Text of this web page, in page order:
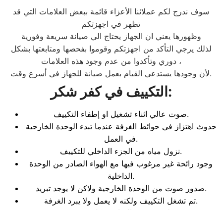
سوف ندرج لكم عملائنا الأعزاء قائمة ببعض العلامات التي قد
تظهر في اجهزتكم
وظهورها يعني ان الجهاز يحتاج الي صيانة سريعة وفورية
لذلك يرجي التأكد من اجهزتكم وقوموا بفحصها ومتابعتها بشكل
دوري وتأكدوا من عدم وجود هذه العلامات ،
لأن وجودها يستدعي القيام بعمل صيانة للجهاز في أسرع وقت.
التكييف في كفر شكر :
صوت عالي اثناء تشغيل او إطفاء التكييف.
حدوث اهتزاز في حوائط الغرفة عندما تبدء الوحدة الخارجية
في العمل.
نزول مياه من الجزء الداخلي للتكييف.
وجود رائحة غير مرغوب فيها مع الهواء الصادر من الوحدة
الداخلية.
صدور صوت من الوحدة الخارجية ولاكن لا يوجد تبريد.
تم تشغل التكييف ولكنه لا يعمل ولا يبرد الغرفة.